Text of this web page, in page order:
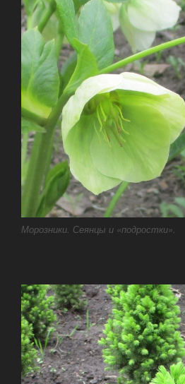
Морозники. Сеянцы и «подростки».